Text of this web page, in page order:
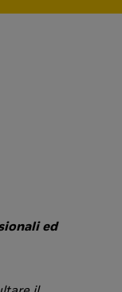
ed